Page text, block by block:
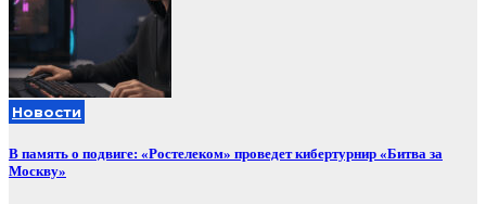
Новости
В память о подвиге: «Ростелеком» проведет кибертурнир «Битва за
Москву»